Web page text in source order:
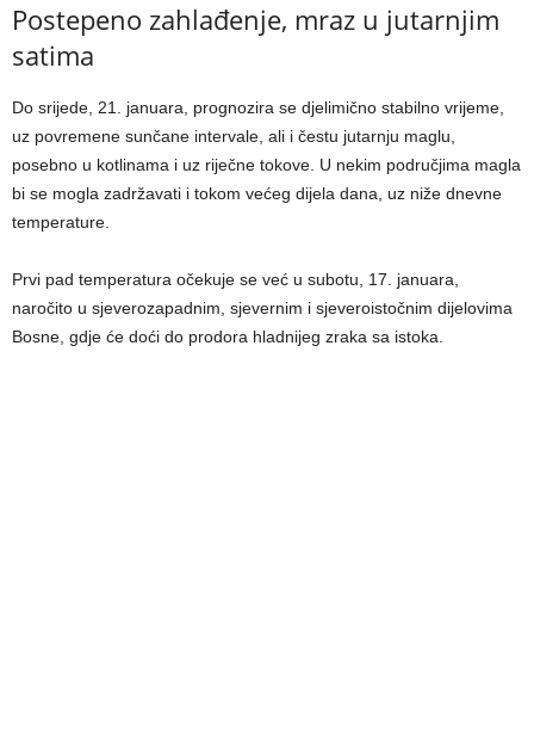
Postepeno zahlađenje, mraz u jutarnjim
satima
Do srijede, 21. januara, prognozira se djelimično stabilno vrijeme,
uz povremene sunčane intervale, ali i čestu jutarnju maglu,
posebno u kotlinama i uz riječne tokove. U nekim područjima magla
bi se mogla zadržavati i tokom većeg dijela dana, uz niže dnevne
temperature.
Prvi pad temperatura očekuje se već u subotu, 17. januara,
naročito u sjeverozapadnim, sjevernim i sjeveroistočnim dijelovima
Bosne, gdje će doći do prodora hladnijeg zraka sa istoka.